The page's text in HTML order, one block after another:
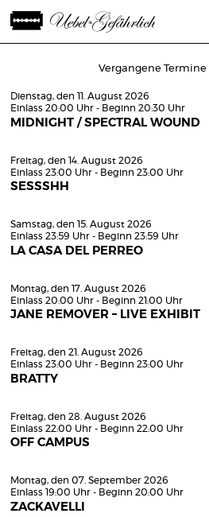
Vergangene
Dienstag, den 11. August 2026
Einlass 20:00 Uhr - Beginn 20:30 Uhr
MIDNIGHT / SPECTRAL WOUND
Freitag, den 14. August 2026
Einlass 23:00 Uhr - Beginn 23:00 Uhr
SESSSHH
Samstag, den 15. August 2026
Einlass 23:59 Uhr - Beginn 23:59 Uhr
LA CASA DEL PERREO
Montag, den 17. August 2026
Einlass 20:00 Uhr - Beginn 21:00 Uhr
JANE REMOVER – LIVE EXHIBIT
Freitag, den 21. August 2026
Einlass 23:00 Uhr - Beginn 23:00 Uhr
BRATTY
Freitag, den 28. August 2026
Einlass 22:00 Uhr - Beginn 22:00 Uhr
OFF CAMPUS
Montag, den 07. September 2026
Einlass 19:00 Uhr - Beginn 20:00 Uhr
ZACKAVELLI